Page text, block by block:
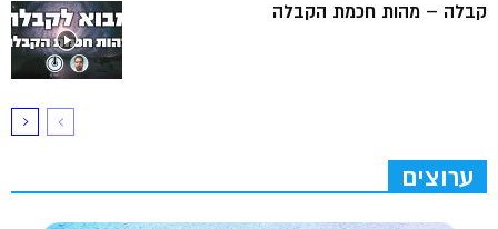
קבלה – מהות חכמת הקבלה
ערוצים